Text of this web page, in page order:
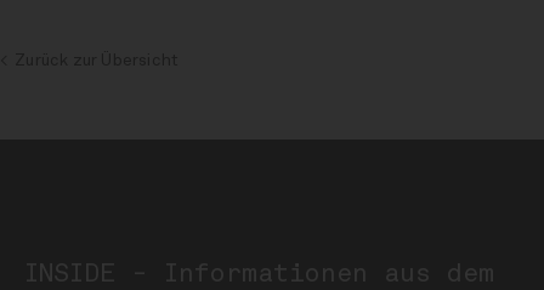
INSIDE - Informationen aus dem